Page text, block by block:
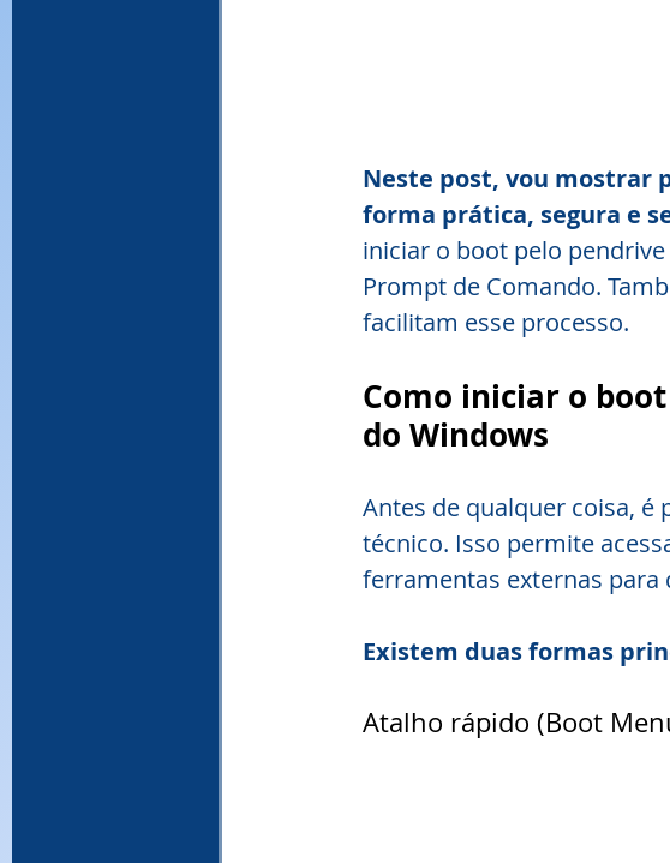
Neste post, vou mostrar
forma prática, segura e
iniciar o boot pelo
Prompt de Comando.
facilitam esse processo.
Como iniciar o
do Windows
Antes de qualquer coisa,
técnico. Isso permite
ferramentas externas para
Existem duas formas
Atalho rápido (Boot